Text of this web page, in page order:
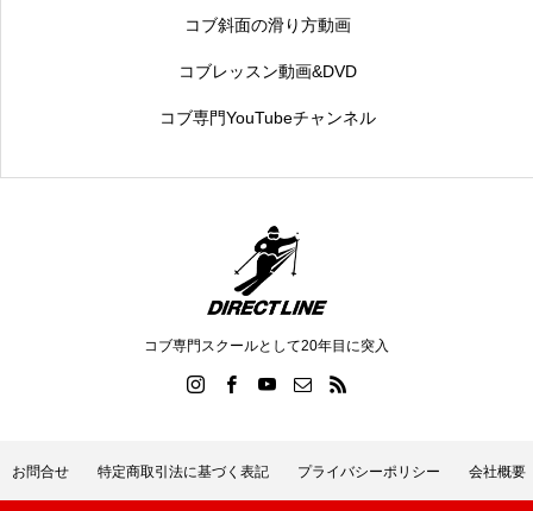
コブ斜面の滑り方動画
コブレッスン動画&DVD
コブ専門YouTubeチャンネル
コブ専門スクールとして20年目に突入
お問合せ 特定商取引法に基づく表記 プライバシーポリシー 会社概要